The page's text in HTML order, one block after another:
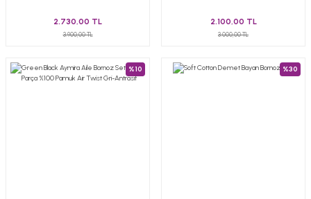
2.730,00 TL
3.900,00 TL
2.100,00 TL
3.000,00 TL
%10 %30